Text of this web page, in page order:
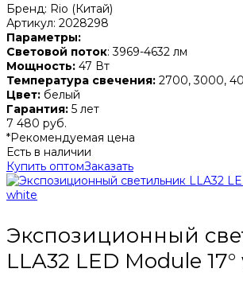
Бренд: Rio (Китай)
Артикул: 2028298
Параметры:
Световой поток: 3969-4632 лм
Мощность: 47 Вт
Температура свечения: 2700, 3000,
Цвет: белый
Гарантия: 5 лет
7 480 руб.
*Рекомендуемая цена
Есть в наличии
Купить оптомЗаказать
Экспозиционный
LLA32 LED Module